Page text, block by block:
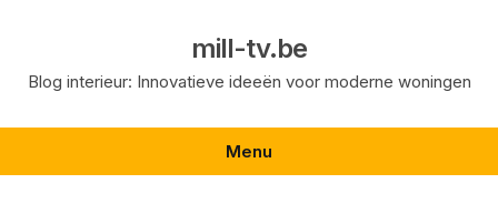
content
mill-tv.be
Blog interieur: Innovatieve ideeën voor moderne woningen
Menu